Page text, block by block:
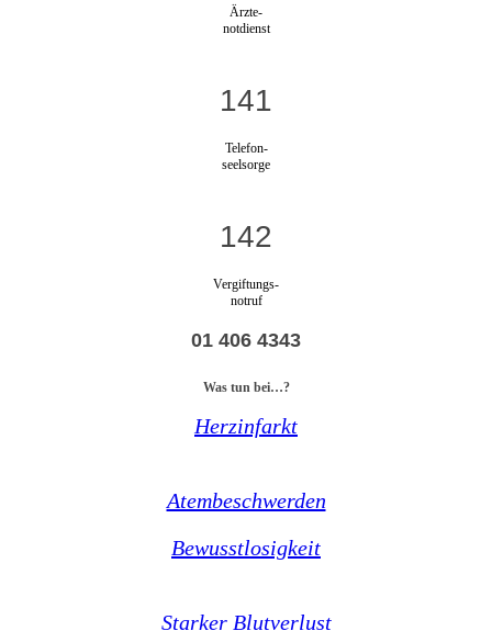
Ärzte-
notdienst
141
Telefon-
seelsorge
142
Vergiftungs-
notruf
01 406 4343
Was tun bei…?
Herzinfarkt
Atembeschwerden
Bewusstlosigkeit
Starker Blutverlust